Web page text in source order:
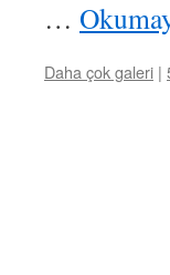
…
Daha çok galeri |